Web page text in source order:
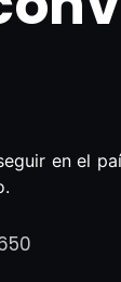
en el